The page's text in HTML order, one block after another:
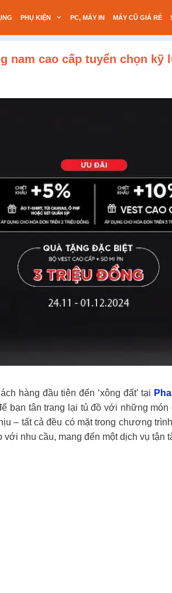
PHỤ KIỆN PC, MÁY IN MÁY CŨ GIÁ RẺ
nam cao cấp tuyển chọn
hàng đầu tiên đến ‘xông đất’ tại
bạn tân trang lại tủ đồ với những
– tất cả đều có mặt trong chương
nhu cầu, mang đến một dịch vụ tận